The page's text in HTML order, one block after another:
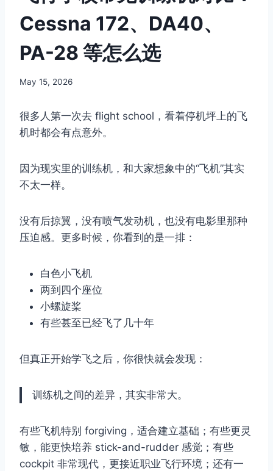
Cessna 172、DA40、
PA-28 等怎么选
By
May 15, 2026
很多人第一次去 flight school，看着停机坪上的飞
机时都会有点意外。
因为现实里的训练机，和大家想象中的“飞机”其实
不太一样。
没有后掠翼，没有喷气发动机，也没有电影里那种
压迫感。更多时候，你看到的是一排：
白色小飞机
两到四个座位
小螺旋桨
有些甚至已经飞了几十年
但真正开始学飞之后，你很快就会发现：
训练机之间的差异，其实非常大。
有些飞机特别 forgiving，适合建立基础；有些更灵
敏，能更快培养 stick-and-rudder 感觉；有些
cockpit 非常现代，更接近职业飞行环境；还有一